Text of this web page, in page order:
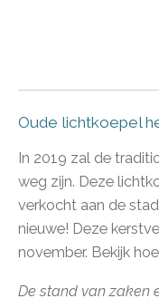
Oude lichtkoepel
In 2019 zal de
weg zijn. Deze
verkocht aan de
nieuwe! Deze
november. Bekijk
De stand van zaken